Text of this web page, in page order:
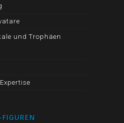
und Trophäen